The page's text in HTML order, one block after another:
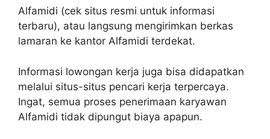
Alfamidi (cek situs resmi untuk informasi
terbaru), atau langsung mengirimkan berkas
lamaran ke kantor Alfamidi terdekat.
Informasi lowongan kerja juga bisa didapatkan
melalui situs-situs pencari kerja terpercaya.
Ingat, semua proses penerimaan karyawan
Alfamidi tidak dipungut biaya apapun.